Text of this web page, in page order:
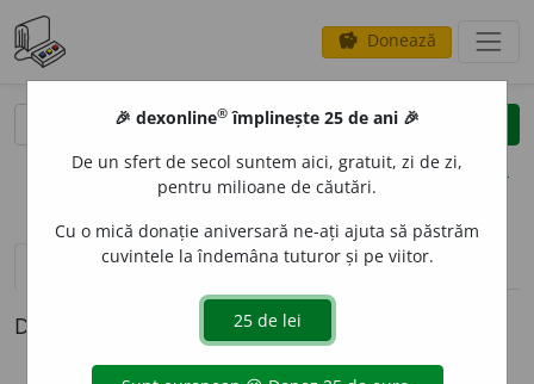
savings Donează
clear
opțiuni
definiții (1) pronunțievolume_up (28)
Definiția cu ID-ul 18854:
🎉 dexonline® împlinește 25 de ani 🎉
De un sfert de secol suntem aici, gratuit, zi de zi,
pentru milioane de căutări.
Cu o mică donație aniversară ne-ați ajuta să păstrăm
cuvintele la îndemâna tuturor și pe viitor.